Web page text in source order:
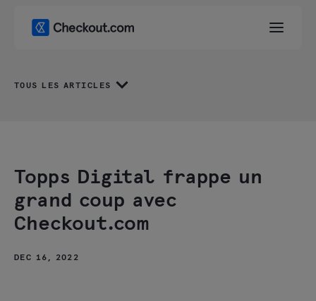
TOUS LES ARTICLES
Topps Digital frappe un
grand coup avec
Checkout.com
DEC 16, 2022